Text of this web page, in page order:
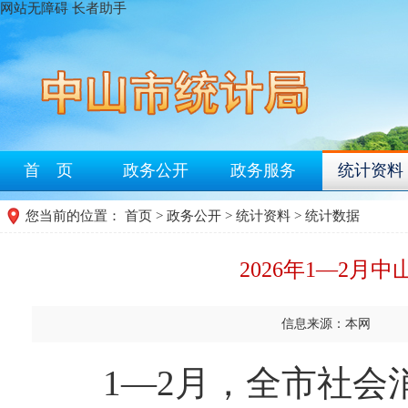
网站无障碍 长者助手
首 页 政务公开 政务服务 统计资料
您当前的位置： 首页 > 政务公开 > 统计资料 > 统计数据
2026年1—2月中
信息来源：本网
1—2月，全市社会消